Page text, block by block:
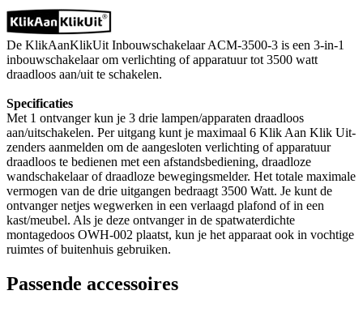
De KlikAanKlikUit Inbouwschakelaar ACM-3500-3 is een 3-in-1
inbouwschakelaar om verlichting of apparatuur tot 3500 watt
draadloos aan/uit te schakelen.
Specificaties
Met 1 ontvanger kun je 3 drie lampen/apparaten draadloos
aan/uitschakelen. Per uitgang kunt je maximaal 6 Klik Aan Klik Uit-
zenders aanmelden om de aangesloten verlichting of apparatuur
draadloos te bedienen met een afstandsbediening, draadloze
wandschakelaar of draadloze bewegingsmelder. Het totale maximale
vermogen van de drie uitgangen bedraagt 3500 Watt. Je kunt de
ontvanger netjes wegwerken in een verlaagd plafond of in een
kast/meubel. Als je deze ontvanger in de spatwaterdichte
montagedoos OWH-002 plaatst, kun je het apparaat ook in vochtige
ruimtes of buitenhuis gebruiken.
Passende accessoires